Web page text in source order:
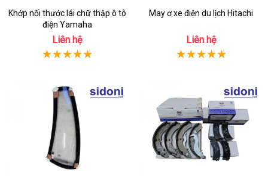
Khớp nối thước lái chữ thập ô tô
điện Yamaha
Liên hệ
May ơ xe điện du lịch Hitachi
Liên hệ